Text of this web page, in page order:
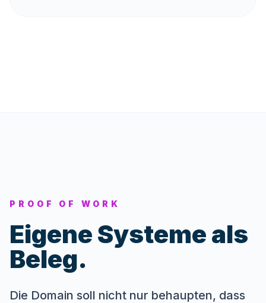
PROOF OF WORK
Eigene Systeme als
Beleg.
Die Domain soll nicht nur behaupten, dass